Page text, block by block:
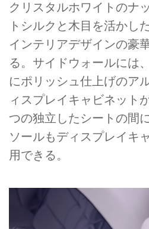
クリスタルホワイトのナ
トシルクと木目を活かし
インテリアデザインの豪
る。サイドウォールには
にポリッシュ仕上げのア
ィスプレイキャビネット
つの独立したシートの間
ソールもディスプレイキ
用できる。